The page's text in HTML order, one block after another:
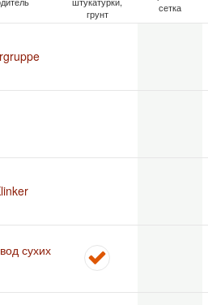
грунт
сетка
сухих